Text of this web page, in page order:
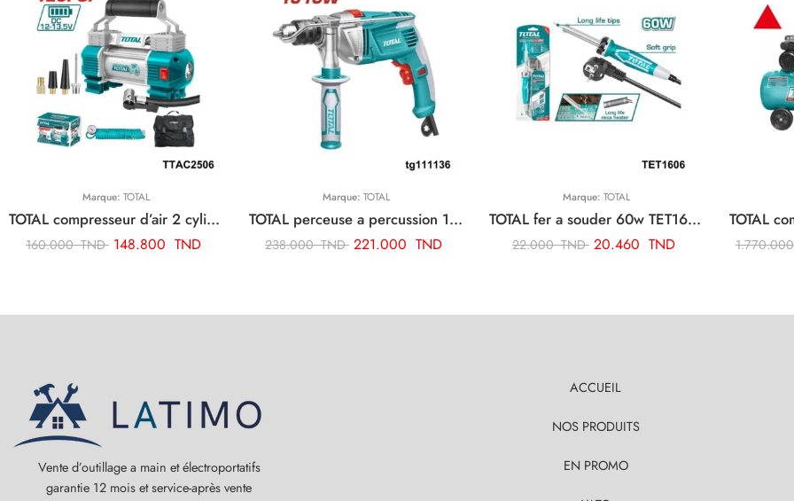
Marque: TOTAL
TOTAL compresseur d’air 2 cylindre TTAC2506
160.000TND 148.800 TND
Marque: TOTAL
TOTAL perceuse a percussion 13mm-1010w TG111136
238.000TND 221.000 TND
Marque: TOTAL
TOTAL fer a souder 60w TET1606
22.000TND 20.460 TND
Vente d’outillage a main et électroportatifs
garantie 12 mois et service-après vente
ACCUEIL
NOS PRODUITS
EN PROMO